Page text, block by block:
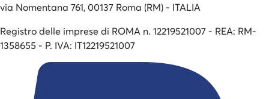
via Nomentana 761, 00137 Roma (RM) - ITALIA
Registro delle imprese di ROMA n. 12219521007 - REA: RM-
1358655 - P. IVA: IT12219521007